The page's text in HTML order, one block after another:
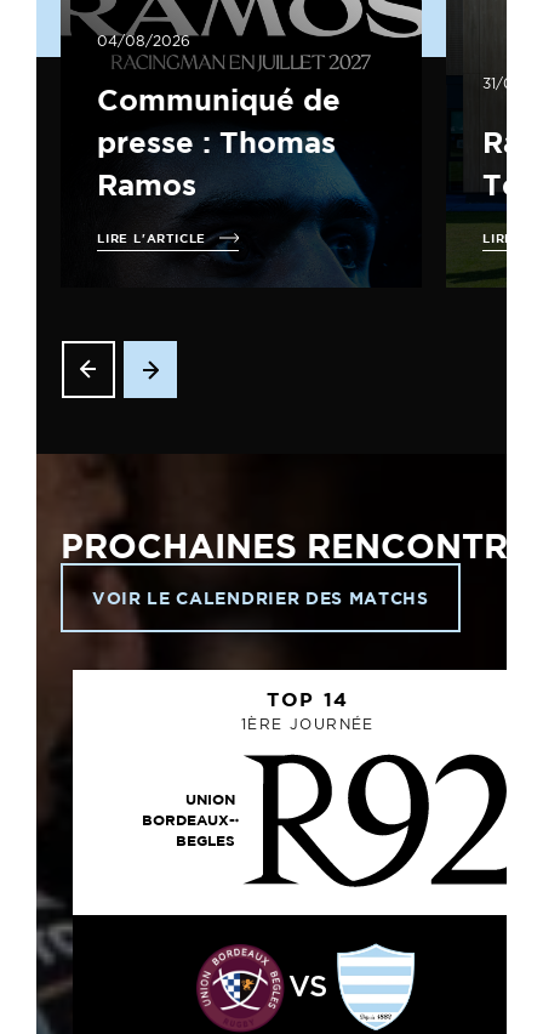
04/08/2026
Communiqué de
presse : Thomas
Ramos
LIRE L'ARTICLE
31/07/
LIRE
PROCHAINES
VOIR LE CALENDRIER DES MATCHS
TOP 14
1ÈRE JOURNÉE
UNION
BORDEAUX-
BEGLES
VS